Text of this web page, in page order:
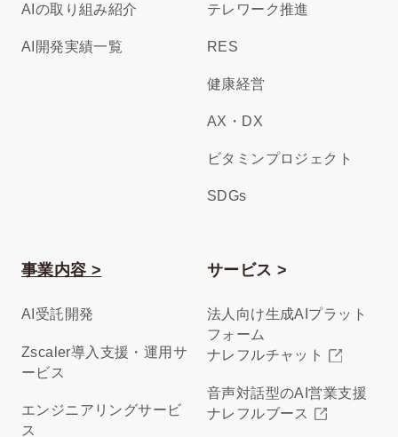
AIの取り組み紹介
AI開発実績一覧
テレワーク推進
RES
健康経営
AX・DX
ビタミンプロジェクト
SDGs
事業内容 >
AI受託開発
Zscaler導入支援・運用サ
ービス
エンジニアリングサービ
ス
サービス >
法人向け生成AIプラット
フォーム
ナレフルチャット
音声対話型のAI営業支援
ナレフルブース